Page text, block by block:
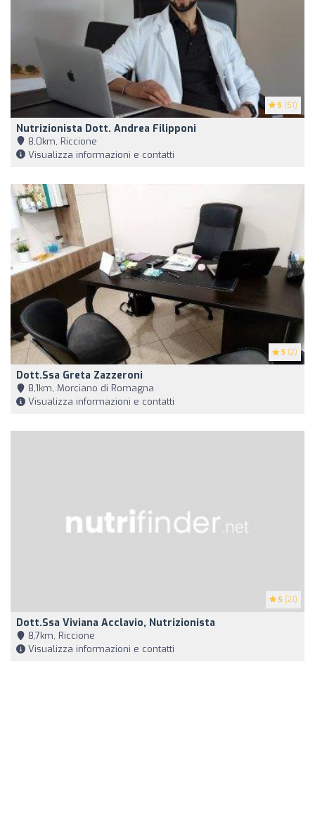
5 (51)
Nutrizionista Dott. Andrea Filipponi
8,0km, Riccione
Visualizza informazioni e contatti
5 (2)
Dott.ssa Greta Zazzeroni
8,1km, Morciano di Romagna
Visualizza informazioni e contatti
5 (21)
Dott.ssa Viviana Acclavio, Nutrizionista
8,7km, Riccione
Visualizza informazioni e contatti